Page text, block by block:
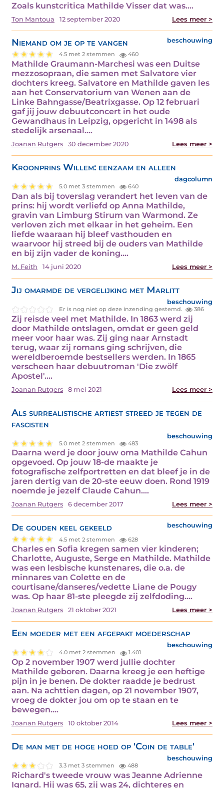
Zoals kunstcritica Mathilde Visser dat was.…
Ton Mantoua 12 september 2020 Lees meer >
Niemand om je op te vangen beschouwing
4.5 met 2 stemmen 460
Mathilde Graumann-Marchesi was een Duitse
mezzosopraan, die samen met Salvatore vier
dochters kreeg. Salvatore en Mathilde gaven les
aan het Conservatorium van Wenen aan de
Linke Bahngasse/Beatrixgasse. Op 12 februari
gaf jij jouw debuutconcert in het oude
Gewandhaus in Leipzig, opgericht in 1498 als
stedelijk arsenaal.…
Joanan Rutgers 30 december 2020 Lees meer >
Kroonprins Willem: eenzaam en alleen
dagcolumn
5.0 met 3 stemmen 640
Dan als bij toverslag verandert het leven van de
prins: hij wordt verliefd op Anna Mathilde,
gravin van Limburg Stirum van Warmond. Ze
verloven zich met elkaar in het geheim. Een
liefde waaraan hij bleef vasthouden en
waarvoor hij streed bij de ouders van Mathilde
en bij zijn vader de koning.…
M. Feith 14 juni 2020 Lees meer >
Jij omarmde de vergelijking met Marlitt
beschouwing
Er is nog niet op deze inzending gestemd. 386
Zij reisde veel met Mathilde. In 1863 werd zij
door Mathilde ontslagen, omdat er geen geld
meer voor haar was. Zij ging naar Arnstadt
terug, waar zij romans ging schrijven, die
wereldberoemde bestsellers werden. In 1865
verscheen haar debuutroman 'Die zwölf
Apostel'.…
Joanan Rutgers 8 mei 2021 Lees meer >
Als surrealistische artiest streed je tegen de
fascisten
beschouwing
5.0 met 2 stemmen 483
Daarna werd je door jouw oma Mathilde Cahun
opgevoed. Op jouw 18-de maakte je
fotografische zelfportretten en dat bleef je in de
jaren dertig van de 20-ste eeuw doen. Rond 1919
noemde je jezelf Claude Cahun.…
Joanan Rutgers 6 december 2017 Lees meer >
De gouden keel gekeeld beschouwing
4.5 met 2 stemmen 628
Charles en Sofia kregen samen vier kinderen;
Charlotte, Auguste, Serge en Mathilde. Mathilde
was een lesbische kunstenares, die o.a. de
minnares van Colette en de
courtisane/danseres/vedette Liane de Pougy
was. Op haar 81-ste pleegde zij zelfdoding.…
Joanan Rutgers 21 oktober 2021 Lees meer >
Een moeder met een afgepakt moederschap
beschouwing
4.0 met 2 stemmen 1.401
Op 2 november 1907 werd jullie dochter
Mathilde geboren. Daarna kreeg je een heftige
pijn in je benen. De dokter raadde je bedrust
aan. Na achttien dagen, op 21 november 1907,
vroeg de dokter jou om op te staan en te
bewegen.…
Joanan Rutgers 10 oktober 2014 Lees meer >
De man met de hoge hoed op 'Coin de table'
beschouwing
3.3 met 3 stemmen 488
Richard's tweede vrouw was Jeanne Adrienne
Ignard. Hij was 65, zij was 24, dichteres en